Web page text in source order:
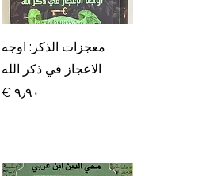
العرض السريع
معجزات الذكر: اوجه
الاعجاز في ذكر الله
السعر